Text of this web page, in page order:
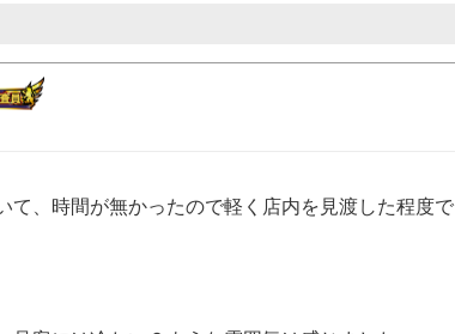
て、時間が無かったので軽く店内を見渡した程度で